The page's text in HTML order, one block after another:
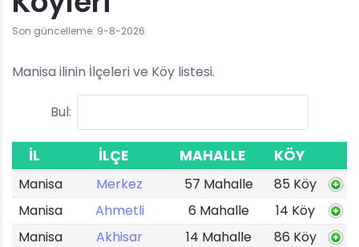
Son güncelleme: 9-8-2026
Manisa ilinin İlçeleri ve Köy listesi.
Bul:
İL İLÇE MAHALLE KÖY
Manisa Merkez 57 Mahalle
85 Köy
Manisa
Ahmetli 6 Mahalle
14 Köy
Manisa
Akhisar 14 Mahalle
86 Köy